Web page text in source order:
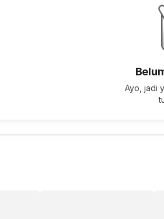
Ayo, jadi